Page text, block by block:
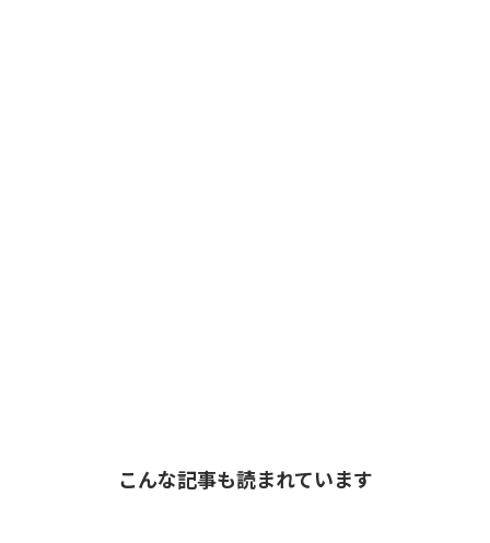
こんな記事も読まれています